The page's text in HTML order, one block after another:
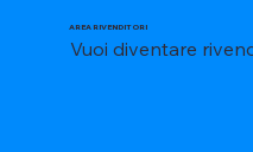
AREA RIVENDITORI
Vuoi diventare